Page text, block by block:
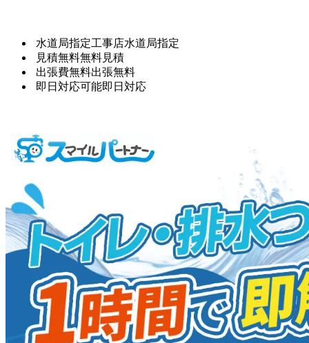
水道局指定工事店水道局指定
見積無料無料見積
出張費無料出張無料
即日対応可能即日対応